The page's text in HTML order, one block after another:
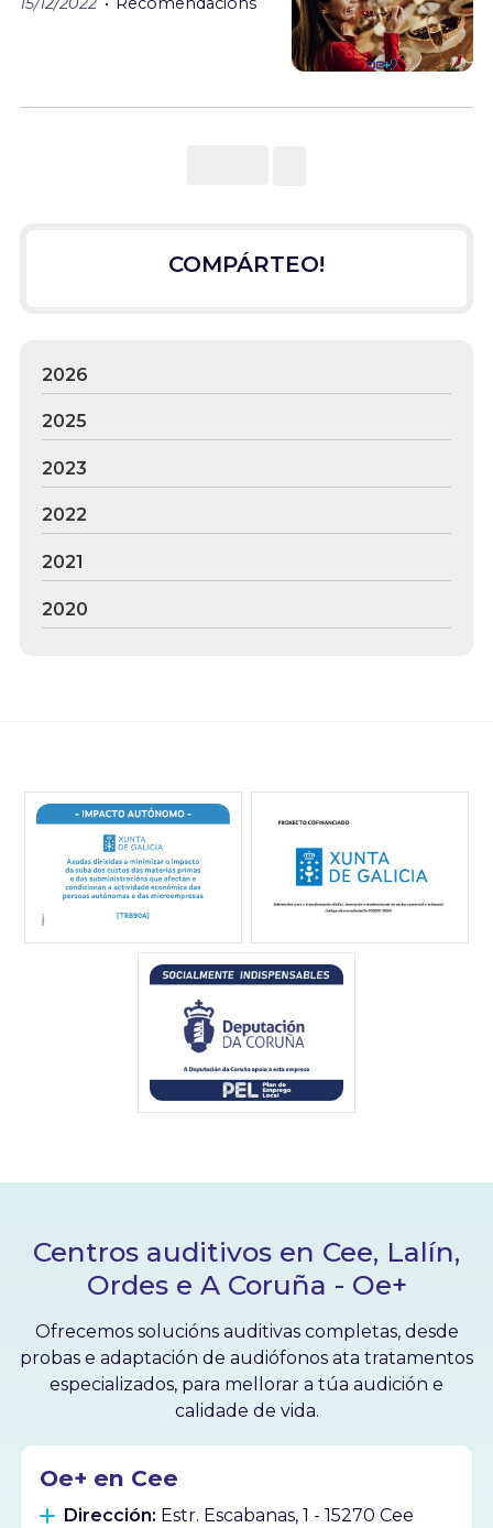
COMPÁRTEO!
2026
2025
2023
2022
2021
2020
Centros auditivos en Cee, Lalín,
Ordes e A Coruña - Oe+
Ofrecemos solucións auditivas completas, desde
probas e adaptación de audiófonos ata tratamentos
especializados, para mellorar a túa audición e
calidade de vida.
Oe+ en Cee
Dirección: Estr. Escabanas, 1 - 15270 Cee